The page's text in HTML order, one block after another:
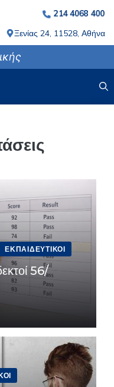
214 4068 400
Ξενίας 24, 11528, Αθήνα
ΕΚΠΑΙΔΕΥΤΙΚΟΊ
56/